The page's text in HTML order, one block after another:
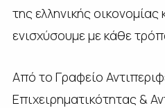
της ελληνικής οικονομίας
ενισχύσουμε με κάθε
Από το Γραφείο
Επιχειρηματικότητας &